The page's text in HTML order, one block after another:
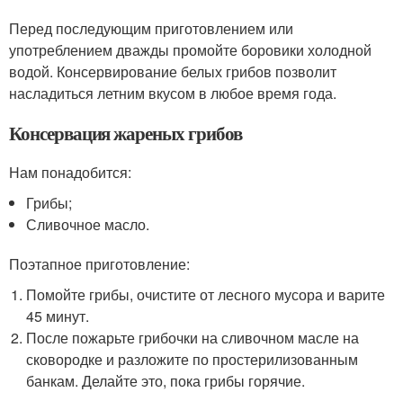
Перед последующим приготовлением или
употреблением дважды промойте боровики холодной
водой. Консервирование белых грибов позволит
насладиться летним вкусом в любое время года.
Консервация жареных грибов
Нам понадобится:
Грибы;
Сливочное масло.
Поэтапное приготовление:
Помойте грибы, очистите от лесного мусора и варите
45 минут.
После пожарьте грибочки на сливочном масле на
сковородке и разложите по простерилизованным
банкам. Делайте это, пока грибы горячие.